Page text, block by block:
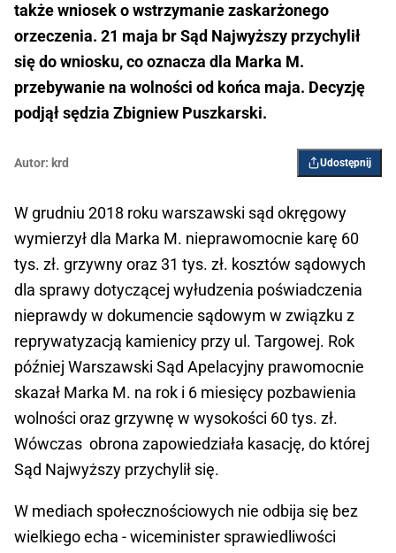
także wniosek o wstrzymanie zaskarżonego
orzeczenia. 21 maja br Sąd Najwyższy przychylił
się do wniosku, co oznacza dla Marka M.
przebywanie na wolności od końca maja. Decyzję
podjął sędzia Zbigniew Puszkarski.
Autor: krd Udostępnij
W grudniu 2018 roku warszawski sąd okręgowy
wymierzył dla Marka M. nieprawomocnie karę 60
tys. zł. grzywny oraz 31 tys. zł. kosztów sądowych
dla sprawy dotyczącej wyłudzenia poświadczenia
nieprawdy w dokumencie sądowym w związku z
reprywatyzacją kamienicy przy ul. Targowej. Rok
później Warszawski Sąd Apelacyjny prawomocnie
skazał Marka M. na rok i 6 miesięcy pozbawienia
wolności oraz grzywnę w wysokości 60 tys. zł.
Wówczas obrona zapowiedziała kasację, do której
Sąd Najwyższy przychylił się.
W mediach społecznościowych nie odbija się bez
wielkiego echa - wiceminister sprawiedliwości